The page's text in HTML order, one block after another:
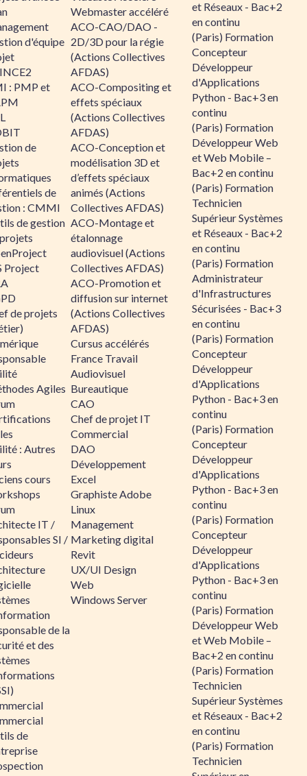
d'équipe
: PMP et
de
de
: CMMI
de gestion
Project
de projets
Agiles
: Autres
cours
IT /
SI /
de la
et des
de
Webmaster accéléré
ACO-CAO/DAO -
2D/3D pour la régie
(Actions Collectives
AFDAS)
ACO-Compositing et
effets spéciaux
(Actions Collectives
AFDAS)
ACO-Conception et
modélisation 3D et
d’effets spéciaux
animés (Actions
Collectives AFDAS)
ACO-Montage et
étalonnage
audiovisuel (Actions
Collectives AFDAS)
ACO-Promotion et
diffusion sur internet
(Actions Collectives
AFDAS)
Cursus accélérés
France Travail
Audiovisuel
Bureautique
CAO
Chef de projet IT
Commercial
DAO
Développement
Excel
Graphiste Adobe
Linux
Management
Marketing digital
Revit
UX/UI Design
Web
Windows Server
et Réseaux - Bac+2
en continu
(Paris) Formation
Concepteur
Développeur
d'Applications
Python - Bac+3 en
continu
(Paris) Formation
Développeur Web
et Web Mobile –
Bac+2 en continu
(Paris) Formation
Technicien
Supérieur Systèmes
et Réseaux - Bac+2
en continu
(Paris) Formation
Administrateur
d'Infrastructures
Sécurisées - Bac+3
en continu
(Paris) Formation
Concepteur
Développeur
d'Applications
Python - Bac+3 en
continu
(Paris) Formation
Concepteur
Développeur
d'Applications
Python - Bac+3 en
continu
(Paris) Formation
Concepteur
Développeur
d'Applications
Python - Bac+3 en
continu
(Paris) Formation
Développeur Web
et Web Mobile –
Bac+2 en continu
(Paris) Formation
Technicien
Supérieur Systèmes
et Réseaux - Bac+2
en continu
(Paris) Formation
Technicien